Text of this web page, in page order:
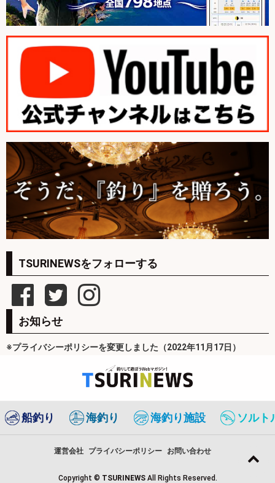
TSURINEWSをフォローする
お知らせ
※プライバシーポリシーを変更しました（2022年11月17日）
船釣り 海釣り 海釣り施設 ソルト
運営会社 プライバシーポリシー お問い合わせ
Copyright © TSURINEWS All Rights Reserved.